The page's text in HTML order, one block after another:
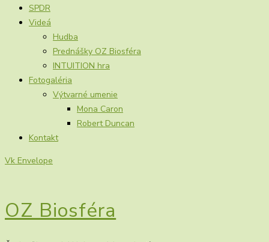
SPDR
Videá
Hudba
Prednášky OZ Biosféra
INTUITION hra
Fotogaléria
Výtvarné umenie
Mona Caron
Robert Duncan
Kontakt
Vk Envelope
OZ Biosféra